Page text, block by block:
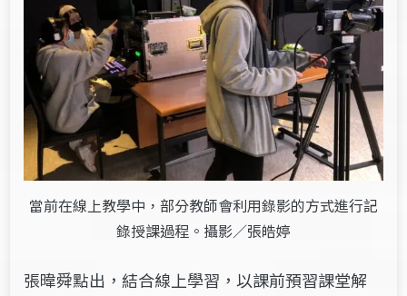
當前在線上教學中，部分教師會利用錄影的方式進行記
錄授課過程。攝影／張皓婷
張暐舜點出，結合線上學習，以課前預習課堂解